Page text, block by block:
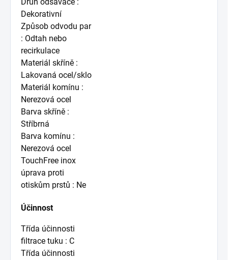
Druh odsavače :
Dekorativní
Způsob odvodu par
: Odtah nebo
recirkulace
Materiál skříně :
Lakovaná ocel/sklo
Materiál komínu :
Nerezová ocel
Barva skříně :
Stříbrná
Barva komínu :
Nerezová ocel
TouchFree inox
úprava proti
otiskům prstů : Ne
Účinnost
Třída účinnosti
filtrace tuku : C
Třída účinnosti